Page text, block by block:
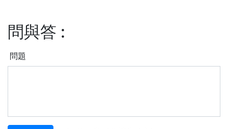
問與答 :
問題